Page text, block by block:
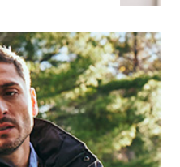
的救援解決方案